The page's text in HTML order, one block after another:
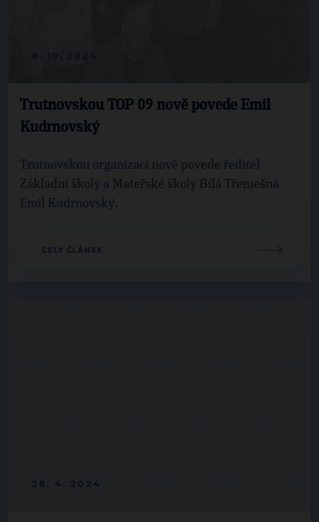
Trutnovskou TOP 09 nově povede Emil
Kudrnovský
Trutnovskou organizaci nově povede ředitel
Základní školy a Mateřské školy Bílá Třemešná
Emil Kudrnovský.
CELÝ ČLÁNEK